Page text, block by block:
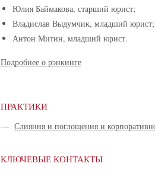
Юлия Баймакова, старший юрист;
Владислав Выдумчик, младший юрист;
Антон Митин, младший юрист.
Подробнее о рэнкинге
ПРАКТИКИ
— Слияния и поглощения и
КЛЮЧЕВЫЕ КОНТАКТЫ